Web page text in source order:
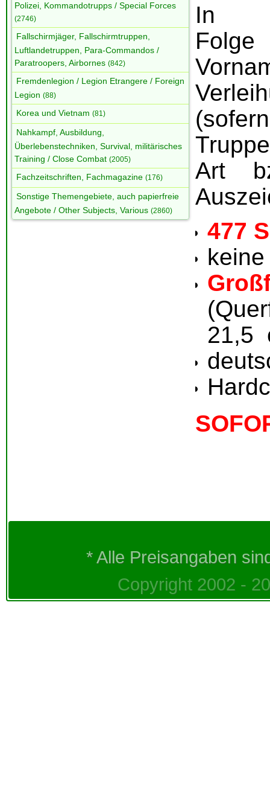
Polizei, Kommandotrupps / Special Forces
(2746)
Fallschirmjäger, Fallschirmtruppen,
Luftlandetruppen, Para-Commandos /
Paratroopers, Airbornes (842)
Fremdenlegion / Legion Etrangere / Foreign
Legion (88)
Korea und Vietnam (81)
Nahkampf, Ausbildung,
Überlebenstechniken, Survival, militärisches
Training / Close Combat (2005)
Fachzeitschriften, Fachmagazine (176)
Sonstige Themengebiete, auch papierfreie
Angebote / Other Subjects, Various (2860)
In
Folge
Art
477
21,5
* Alle Preisangaben
Copyright 2002 -